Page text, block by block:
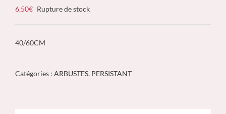
6,50€ Rupture de stock
40/60CM
Catégories : ARBUSTES, PERSISTANT